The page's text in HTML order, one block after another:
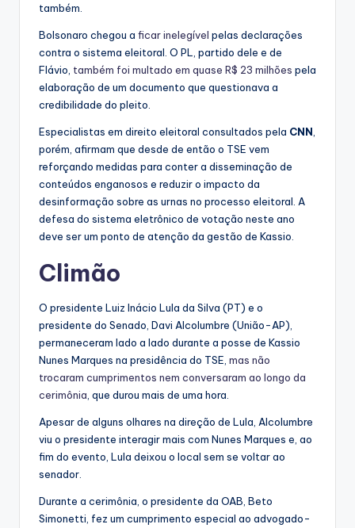
também.
Bolsonaro chegou a ficar inelegível pelas declarações
contra o sistema eleitoral. O PL, partido dele e de
Flávio, também foi multado em quase R$ 23 milhões pela
elaboração de um documento que questionava a
credibilidade do pleito.
Especialistas em direito eleitoral consultados pela CNN
porém, afirmam que desde de então o TSE vem
reforçando medidas para conter a disseminação de
conteúdos enganosos e reduzir o impacto da
desinformação sobre as urnas no processo eleitoral. A
defesa do sistema eletrônico de votação neste ano
deve ser um ponto de atenção da gestão de Kassio.
Climão
O presidente Luiz Inácio Lula da Silva (PT) e o
presidente do Senado, Davi Alcolumbre (União-AP),
permaneceram lado a lado durante a posse de Kassio
Nunes Marques na presidência do TSE, mas não
trocaram cumprimentos nem conversaram ao longo da
cerimônia , que durou mais de uma hora.
Apesar de alguns olhares na direção de Lula, Alcolumbre
viu o presidente interagir mais com Nunes Marques e, ao
fim do evento, Lula deixou o local sem se voltar ao
senador.
Durante a cerimônia, o presidente da OAB, Beto
Simonetti, fez um cumprimento especial ao advogado-